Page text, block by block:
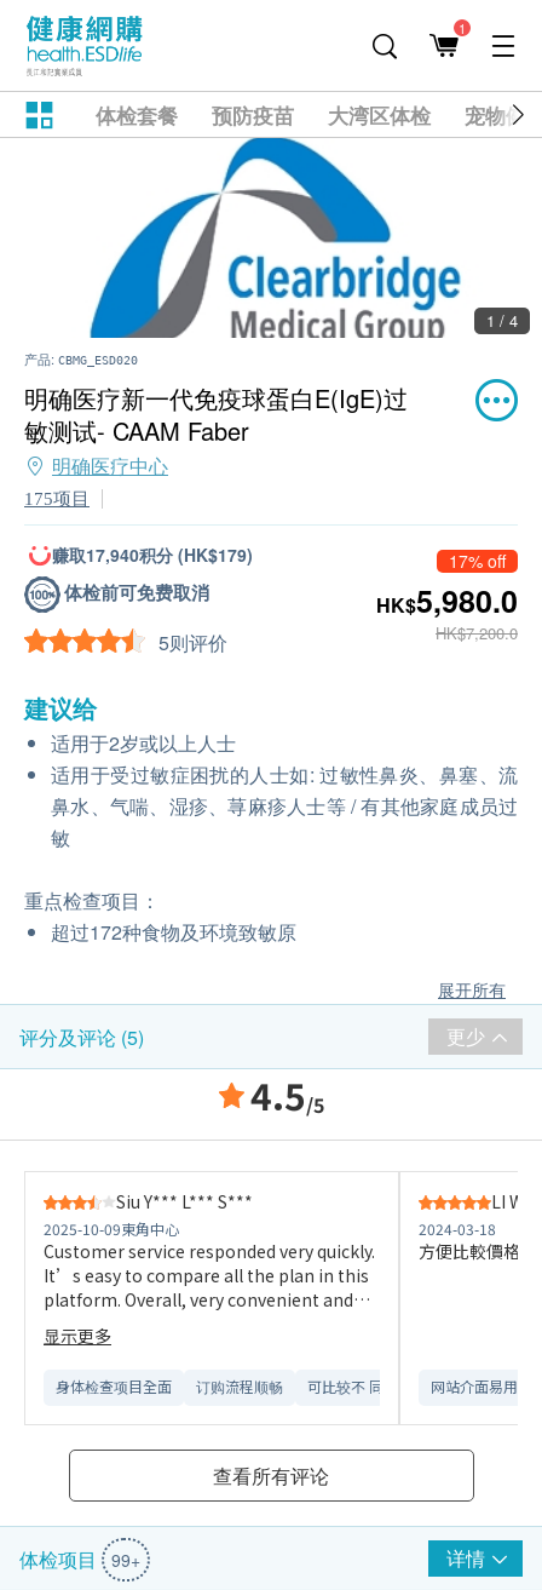
1
体检套餐 预防疫苗 大湾区体检 宠物健
1 / 4
产品: CBMG_ESD020
明确医疗新一代免疫球蛋白E(IgE)过
敏测试- CAAM Faber
明确医疗中心
175项目
赚取17,940积分 (HK$179)
体检前可免费取消
5则评价
17% off
HK$5,980.0
HK$7,200.0
建议给
适用于2岁或以上人士
适用于受过敏症困扰的人士如: 过敏性鼻炎、鼻塞、流
鼻水、气喘、湿疹、荨麻疹人士等 / 有其他家庭成员过
敏
重点检查项目：
超过172种食物及环境致敏原
展开所有
评分及评论 (5) 更少
4.5/5
Siu Y*** L*** S***
2025-10-09東角中心
Customer service responded very quickly.
It’s easy to compare all the plan in this
platform. Overall, very convenient and
efficient.
显示更多
身体检查项目全面 订购流程顺畅 可比较不 同检查计划
LI
2024-03-18
方便比較價格
网站介面易用
查看所有评论
体检项目 99+ 详情